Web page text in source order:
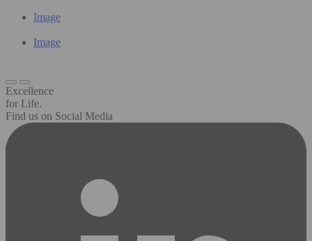
Image
Image
Excellence
for Life.
Find us on Social Media